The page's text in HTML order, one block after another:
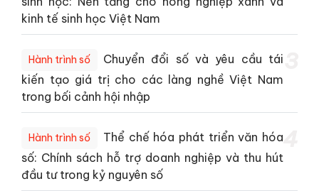
kinh tế sinh học Việt Nam
Hành trình số
Chuyển đổi số và yêu cầu tái
kiến tạo giá trị cho các làng nghề Việt Nam
trong bối cảnh hội nhập
Hành trình số
Thể chế hóa phát triển văn hóa
số: Chính sách hỗ trợ doanh nghiệp và thu hút
đầu tư trong kỷ nguyên số